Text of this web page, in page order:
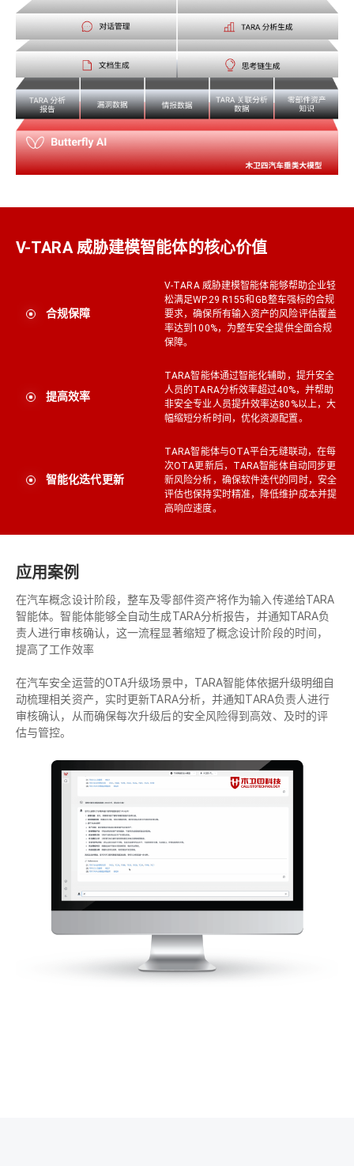
V-TARA 威胁建模智能体的核心价值
合规保障
V-TARA 威胁建模智能体能够帮助企业轻
松满足WP.29 R155和GB整车强标的合规
要求，确保所有输入资产的风险评估覆盖
率达到100%，为整车安全提供全面合规
保障。
提高效率
TARA智能体通过智能化辅助，提升安全
人员的TARA分析效率超过40%，并帮助
非安全专业人员提升效率达80%以上，大
幅缩短分析时间，优化资源配置。
智能化迭代更新
TARA智能体与OTA平台无缝联动，在每
次OTA更新后，TARA智能体自动同步更
新风险分析，确保软件迭代的同时，安全
评估也保持实时精准，降低维护成本并提
高响应速度。
应用案例
在汽车概念设计阶段，整车及零部件资产将作为输入传递给TARA
智能体。智能体能够全自动生成TARA分析报告，并通知TARA负
责人进行审核确认，这一流程显著缩短了概念设计阶段的时间，
提高了工作效率
在汽车安全运营的OTA升级场景中，TARA智能体依据升级明细自
动梳理相关资产，实时更新TARA分析，并通知TARA负责人进行
审核确认，从而确保每次升级后的安全风险得到高效、及时的评
估与管控。